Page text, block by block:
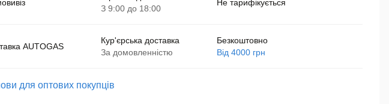
З 9:00 до 18:00
Не тарифікується
AUTOGAS
Кур'єрська доставка
За домовленністю
Безкоштовно
Від 4000 грн
для оптових покупців